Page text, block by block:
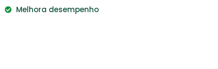
Melhora desempenho